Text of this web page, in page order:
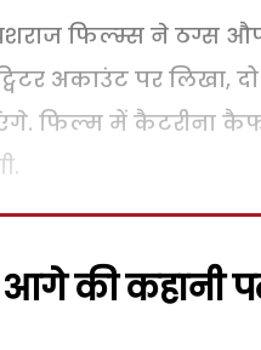
फिल्म्स ने ठग्स औफ
अकाउंट पर लिखा,
फिल्म में कैटरीना
आगे की कहानी